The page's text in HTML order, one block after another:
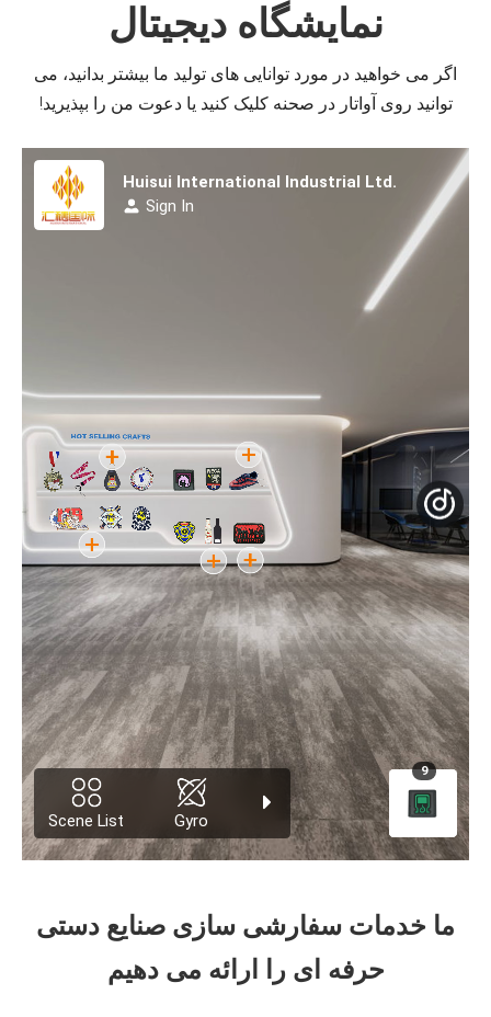
نمایشگاه دیجیتال
اگر می خواهید در مورد توانایی های تولید ما بیشتر بدانید، می
توانید روی آواتار در صحنه کلیک کنید یا دعوت من را بپذیرید!
ما خدمات سفارشی سازی صنایع دستی
حرفه ای را ارائه می دهیم